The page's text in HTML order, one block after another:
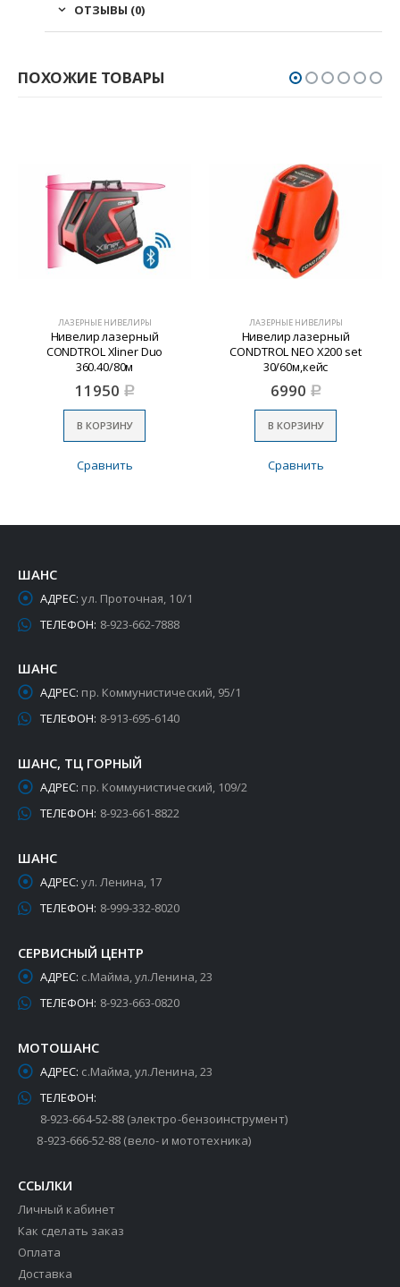
ОТЗЫВЫ (0)
ПОХОЖИЕ ТОВАРЫ
ЛАЗЕРНЫЕ НИВЕЛИРЫ
Нивелир лазерный
CONDTROL Xliner Duo
360.40/80м
11950 Р
В КОРЗИНУ
Сравнить
ЛАЗЕРНЫЕ НИВЕЛИРЫ
Нивелир лазерный
CONDTROL NEO Х200 set
30/60м,кейс
6990 Р
В КОРЗИНУ
Сравнить
ШАНС
АДРЕС: ул. Проточная, 10/1
ТЕЛЕФОН: 8-923-662-7888
ШАНС
АДРЕС: пр. Коммунистический, 95/1
ТЕЛЕФОН: 8-913-695-6140
ШАНС, ТЦ ГОРНЫЙ
АДРЕС: пр. Коммунистический, 109/2
ТЕЛЕФОН: 8-923-661-8822
ШАНС
АДРЕС: ул. Ленина, 17
ТЕЛЕФОН: 8-999-332-8020
СЕРВИСНЫЙ ЦЕНТР
АДРЕС: с.Майма, ул.Ленина, 23
ТЕЛЕФОН: 8-923-663-0820
МОТОШАНС
АДРЕС: с.Майма, ул.Ленина, 23
ТЕЛЕФОН:
8-923-664-52-88 (электро-бензоинструмент)
8-923-666-52-88 (вело- и мототехника)
ССЫЛКИ
Личный кабинет
Как сделать заказ
Оплата
Доставка